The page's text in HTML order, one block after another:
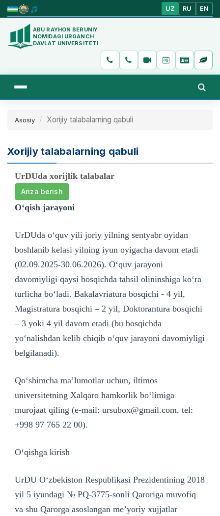
UZ RU EN
ABU RAYHON BERUNIY
NOMIDAGI URGANCH
DAVLAT UNIVERSITETI
Asosiy Xorijiy talabalarning qabuli
Xorijiy talabalarning qabuli
UrDUda xorijlik talabalar
Ariza berish
O‘qish jarayoni
UrDUda o‘quv yili joriy yilning sentyabr oyidan
boshlanib kelasi yilning iyun oyigacha davom etadi
(02.09.2025-30.06.2026). O‘quv jarayoni
davomiyligi qaysi bosqichda tahsil olininshiga ko‘ra
turlicha bo‘ladi. Bakalavriatura bosqichi - 4 yil,
Magistratura bosqichi – 2 yil, Doktorantura bosqichi
– 3 yoki 4 yil davom etadi (bu bosqichda
yo‘nalishdan kelib chiqib o‘quv jarayoni davomiyligi
belgilanadi).
Qo‘shimcha maʼlumotlar uchun, iltimos
universitetning Xalqaro hamkorlik bo‘limiga
murojaat qiling (e-mail: ursubox@gmail.com, tel:
+998 97 765 22 00).
O‘qishga kirish
UrDU O‘zbekiston Respublikasi Prezidentining 2018
yil 5 iyundagi № PQ-3775-sonli Qaroriga muvofiq
va shu Qarorga asoslangan meʼyoriy xujjatlar